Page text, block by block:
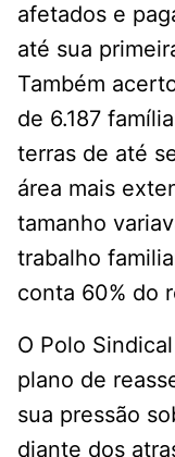
afetados e
até sua
Também
de 6.187
terras de até
área mais
tamanho
trabalho
conta 60% do
O Polo
plano de
sua pressão
diante dos